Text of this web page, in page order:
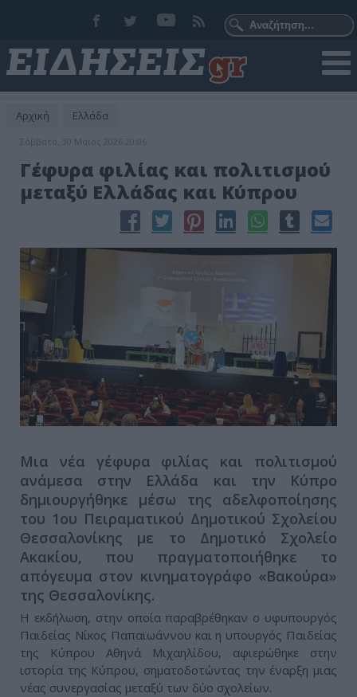
Αρχική Ελλάδα
Σάββατο, 30 Μαϊος 2026 20:06
Γέφυρα φιλίας και πολιτισμού
μεταξύ Ελλάδας και Κύπρου
Μια νέα γέφυρα φιλίας και πολιτισμού
ανάμεσα στην Ελλάδα και την Κύπρο
δημιουργήθηκε μέσω της αδελφοποίησης
του 1ου Πειραματικού Δημοτικού Σχολείου
Θεσσαλονίκης με το Δημοτικό Σχολείο
Ακακίου, που πραγματοποιήθηκε το
απόγευμα στον κινηματογράφο «Βακούρα»
της Θεσσαλονίκης.
Η εκδήλωση, στην οποία παραβρέθηκαν ο υφυπουργός
Παιδείας Νίκος Παπαϊωάννου και η υπουργός Παιδείας
της Κύπρου Αθηνά Μιχαηλίδου, αφιερώθηκε στην
ιστορία της Κύπρου, σηματοδοτώντας την έναρξη μιας
νέας συνεργασίας μεταξύ των δύο σχολείων.